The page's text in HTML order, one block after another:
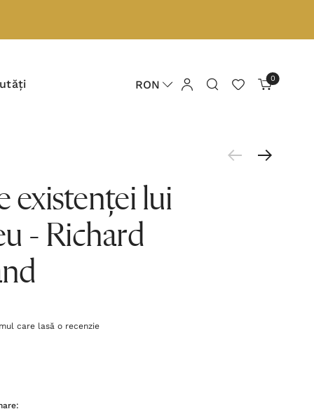
RON 0
existenței lui
- Richard
care lasă o recenzie